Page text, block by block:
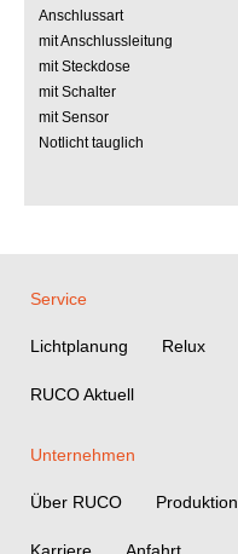
Anschlussart
mit Anschlussleitung
mit Steckdose
mit Schalter
mit Sensor
Notlicht tauglich
Service
Lichtplanung Relux
RUCO Aktuell
Unternehmen
Über RUCO Produktion